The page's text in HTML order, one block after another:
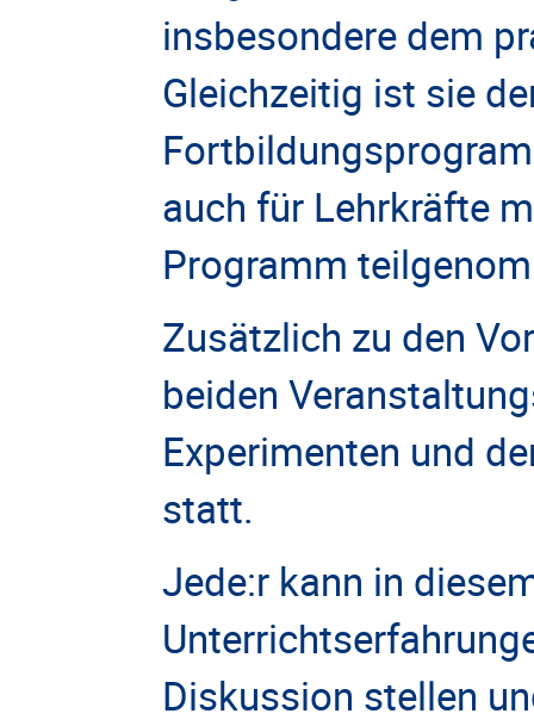
insbesondere dem
Gleichzeitig ist sie
auch für Lehrkräfte
Programm
Zusätzlich zu den
beiden
Experimenten und
statt.
Jede:r kann in
Diskussion stellen